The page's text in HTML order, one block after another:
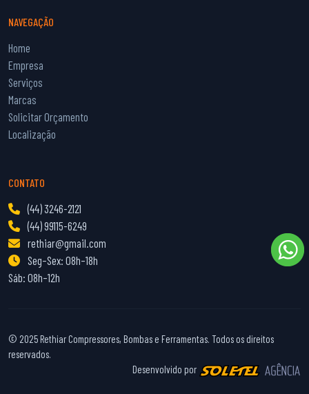
NAVEGAÇÃO
Home
Empresa
Serviços
Marcas
Solicitar Orçamento
Localização
CONTATO
(44) 3246-2121
(44) 99115-6249
rethiar@gmail.com
Seg–Sex: 08h–18h
Sáb: 08h–12h
© 2025 Rethiar Compressores, Bombas e Ferramentas. Todos os direitos
reservados.
Desenvolvido por